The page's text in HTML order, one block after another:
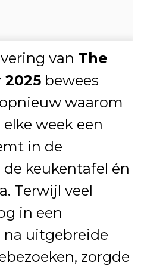
van The
2025bewees
waarom
week een
in de
keukentafel én
Terwijl veel
in een
na uitgebreide
zorgde